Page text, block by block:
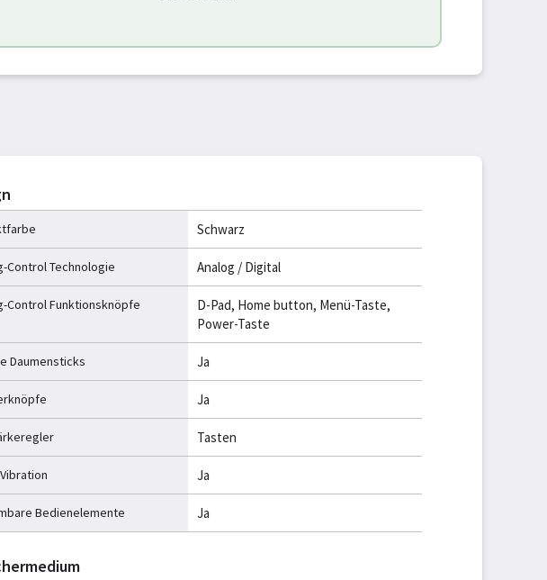
Schwarz
Control Technologie Analog / Digital
Control Funktionsknöpfe
D-Pad, Home button, Menü-Taste,
Power-Taste
Daumensticks Ja
Ja
Tasten
Ja
Bedienelemente Ja